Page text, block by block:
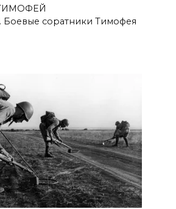
соратники Тимофея